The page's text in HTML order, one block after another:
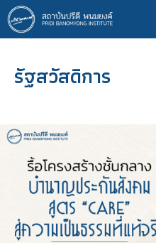
ข้าม
ไป
ยัง
หลักรัฐสวัสดิการ